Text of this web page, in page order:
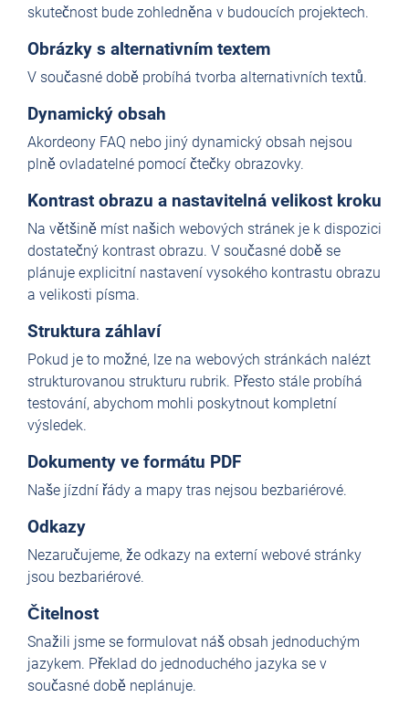
skutečnost bude zohledněna v budoucích projektech.
Obrázky s alternativním textem
V současné době probíhá tvorba alternativních textů.
Dynamický obsah
Akordeony FAQ nebo jiný dynamický obsah nejsou
plně ovladatelné pomocí čtečky obrazovky.
Kontrast obrazu a nastavitelná velikost kroku
Na většině míst našich webových stránek je k dispozici
dostatečný kontrast obrazu. V současné době se
plánuje explicitní nastavení vysokého kontrastu obrazu
a velikosti písma.
Struktura záhlaví
Pokud je to možné, lze na webových stránkách nalézt
strukturovanou strukturu rubrik. Přesto stále probíhá
testování, abychom mohli poskytnout kompletní
výsledek.
Dokumenty ve formátu PDF
Naše jízdní řády a mapy tras nejsou bezbariérové.
Odkazy
Nezaručujeme, že odkazy na externí webové stránky
jsou bezbariérové.
Čitelnost
Snažili jsme se formulovat náš obsah jednoduchým
jazykem. Překlad do jednoduchého jazyka se v
současné době neplánuje.